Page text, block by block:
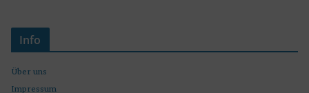
Info
Über uns
Impressum